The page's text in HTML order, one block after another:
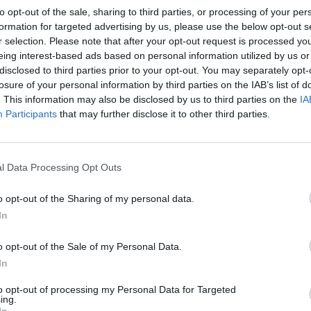
opt-out of the sale, sharing to third parties, or processing of your
for targeted advertising by us, please use the below opt-out
selection. Please note that after your opt-out request is processed
interest-based ads based on personal information utilized by us
to third parties prior to your opt-out. You may separately
of your personal information by third parties on the IAB’s list of
This information may also be disclosed by us to third parties on the
Participants that may further disclose it to other third parties.
Data Processing Opt Outs
opt-out of the Sharing of my personal data.
opt-out of the Sale of my Personal Data.
opt-out of processing my Personal Data for Targeted
měst a obcí s
v České
by titul
soustředilo
semináře
právním
v městě
vědcům a
2, 4,
hra. Jak nechat vyrůst radostné,
odolné a samostatné děti
rok vydání: 2020
Kniha vám pomůže:
pochopit, proč a v čem
všem děti potřebují
svobodnou hru pro svůj
zdravý rozvoj,
Svobodová, Maria Mia: Solfánci a
úkolem je strážit jeho
zešílet v divočině: Setkání s
Koupit na Kosmas.cz